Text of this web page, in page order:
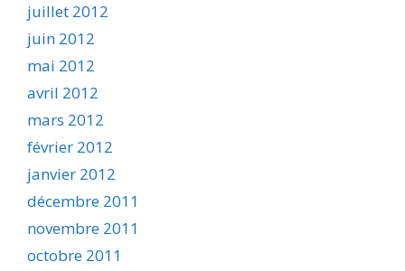
juillet 2012
juin 2012
mai 2012
avril 2012
mars 2012
février 2012
janvier 2012
décembre 2011
novembre 2011
octobre 2011